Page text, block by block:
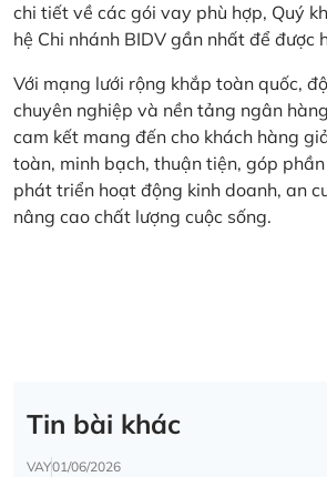
chi tiết về các gói vay phù hợp, Quý
hệ Chi nhánh BIDV gần nhất để được
Với mạng lưới rộng khắp toàn quốc,
chuyên nghiệp và nền tảng ngân
cam kết mang đến cho khách hàng
toàn, minh bạch, thuận tiện, góp
phát triển hoạt động kinh doanh, an
nâng cao chất lượng cuộc sống.
Tin bài khác
VAY01/06/2026